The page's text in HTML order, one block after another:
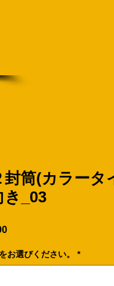
封筒(カラータ
き_03
価
お選びください。 *